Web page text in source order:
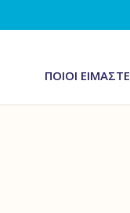
ΠΟΙΟΙ ΕΙΜΑΣΤΕ